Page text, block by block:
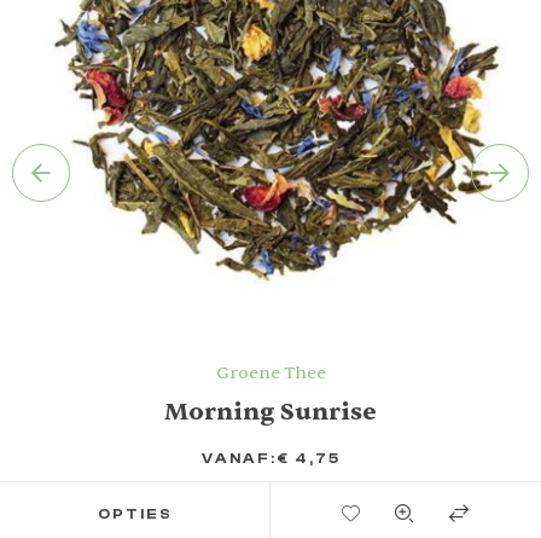
Groene Thee
Morning Sunrise
VANAF: € 4,75
OPTIES